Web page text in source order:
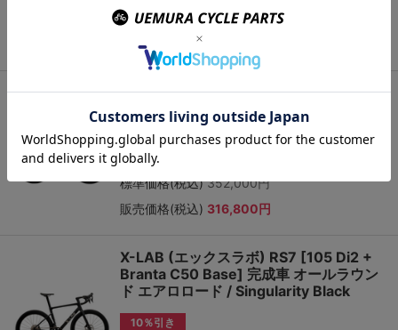
標準価格(税込) 352,000円
販売価格(税込)
X-LAB (エックスラボ) RS7 [105 +
Branta C50 Base] 完成車 オールラウン
ド エアロロード / Singularity Black
10％引き
標準価格(税込) 352,000円
販売価格(税込) 316,800円
X-LAB (エックスラボ) RS7 [105 Di2 +
Branta C50 Base] 完成車 オールラウン
ド エアロロード / Singularity Black
10％引き